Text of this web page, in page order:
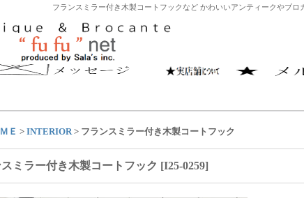
フランスミラー付き木製コートフックなど かわいいアンティークやブ
Ｅ > INTERIOR > フランスミラー付き木製コートフック
ミラー付き木製コートフック [I25-0259]